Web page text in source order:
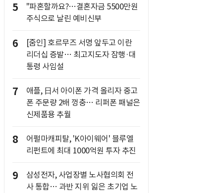
5
"파혼할까요?…결혼자금 5500만원
주식으로 날린 예비신부
6
[줌인] 호르무즈 서명 앞두고 이란
리더십 증발… 최고지도자 잠행·대
통령 사임설
7
애플, 日서 아이폰 가격 올리자 중고
폰 주문량 2배 껑충… 리퍼폰 패널은
신제품용 추월
8
어펄마캐피탈, 'K아이웨어' 블루엘
리펀트에 최대 1000억원 투자 추진
9
삼성전자, 사업장별 노사협의회 전
사 통합… 과반 지위 잃은 초기업 노